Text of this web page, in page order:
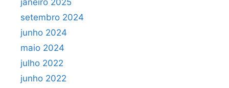
janeiro 2025
setembro 2024
junho 2024
maio 2024
julho 2022
junho 2022